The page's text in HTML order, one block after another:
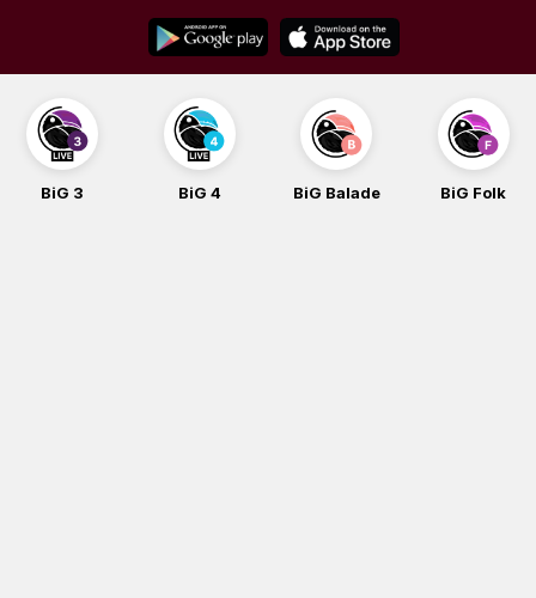
content
BiG 4 BiG Balade BiG Folk BiG iG